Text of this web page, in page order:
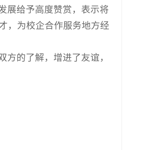
展给予高度赞赏，表示将
，为校企合作服务地方经
的了解，增进了友谊，